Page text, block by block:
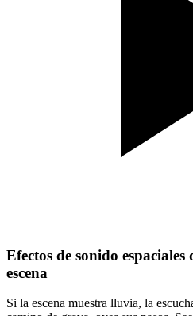
Efectos de sonido
escena
Si la escena muestra lluvia, la